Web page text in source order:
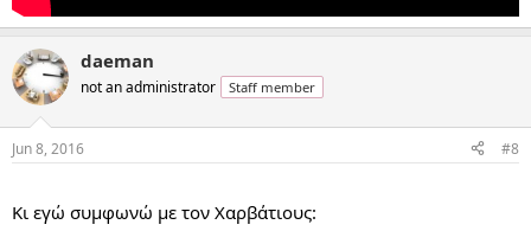
daeman
not an administrator Staff member
Jun 8, 2016 #8
Κι εγώ συμφωνώ με τον Χαρβάτιους: